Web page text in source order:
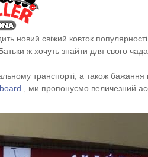
новий свіжий ковток
ж хочуть знайти для свого
транспорті, а також
, ми пропонуємо величезний